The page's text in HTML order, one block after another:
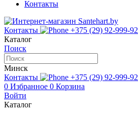
Контакты
Контакты +375 (29) 92-999-92
Каталог
Поиск
Минск
Контакты
+375 (29) 92-999-92
0 Избранное 0 Корзина
Войти
Каталог